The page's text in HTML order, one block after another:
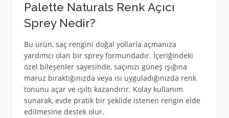
Palette Naturals Renk Açıcı
Sprey Nedir?
Bu ürün, saç rengini doğal yollarla açmanıza
yardımcı olan bir sprey formundadır. İçeriğindeki
özel bileşenler sayesinde, saçınızı güneş ışığına
maruz bıraktığınızda veya ısı uyguladığınızda renk
tonunu açar ve ışıltı kazandırır. Kolay kullanım
sunarak, evde pratik bir şekilde istenen rengin elde
edilmesine destek olur.